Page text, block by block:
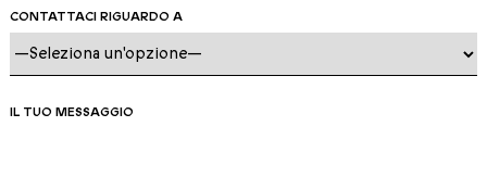
CONTATTACI RIGUARDO A
IL TUO MESSAGGIO